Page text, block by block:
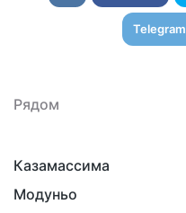
Telegram
Рядом
Казамассима
Модуньо